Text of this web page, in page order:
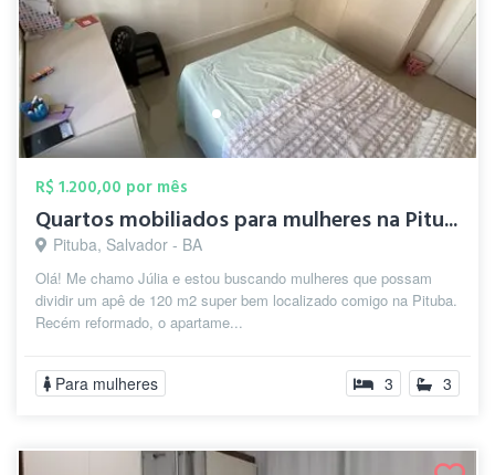
R$ 1.200,00 por mês
Quartos mobiliados para mulheres na Pitu...
Pituba, Salvador - BA
Olá! Me chamo Júlia e estou buscando mulheres que possam
dividir um apê de 120 m2 super bem localizado comigo na Pituba.
Recém reformado, o apartame...
Para mulheres 3 3